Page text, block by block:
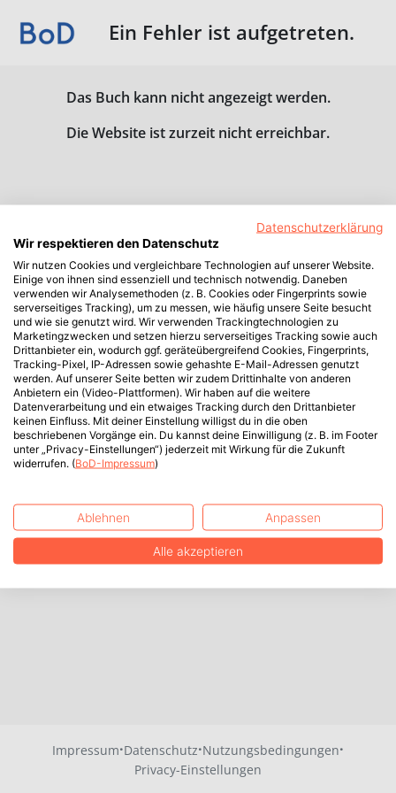
Ein Fehler ist aufgetreten.
Das Buch kann nicht angezeigt werden.
Die Website ist zurzeit nicht erreichbar.
Impressum·Datenschutz·Nutzungsbedingungen·
Privacy-Einstellungen
Datenschutzerklärung
Wir respektieren den Datenschutz
Wir nutzen Cookies und vergleichbare Technologien auf unserer Website.
Einige von ihnen sind essenziell und technisch notwendig. Daneben
verwenden wir Analysemethoden (z. B. Cookies oder Fingerprints sowie
serverseitiges Tracking), um zu messen, wie häufig unsere Seite besucht
und wie sie genutzt wird. Wir verwenden Trackingtechnologien zu
Marketingzwecken und setzen hierzu serverseitiges Tracking sowie auch
Drittanbieter ein, wodurch ggf. geräteübergreifend Cookies, Fingerprints,
Tracking-Pixel, IP-Adressen sowie gehashte E-Mail-Adressen genutzt
werden. Auf unserer Seite betten wir zudem Drittinhalte von anderen
Anbietern ein (Video-Plattformen). Wir haben auf die weitere
Datenverarbeitung und ein etwaiges Tracking durch den Drittanbieter
keinen Einfluss. Mit deiner Einstellung willigst du in die oben
beschriebenen Vorgänge ein. Du kannst deine Einwilligung (z. B. im Footer
unter „Privacy-Einstellungen“) jederzeit mit Wirkung für die Zukunft
widerrufen. (BoD-Impressum)
Ablehnen Anpassen
Alle akzeptieren